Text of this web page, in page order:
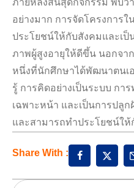
อย่างมาก การจัดโครงการ
ประโยชน์ให้กับสังคมและเ
ภาพผู้สูงอายุให้ดีขึ้น นอกจา
หนึ่งที่นักศึกษาได้พัฒนาตนเ
รู้ การคิดอย่างเป็นระบบ กา
เฉพาะหน้า และเป็นการปลู
และสามารถทำประโยชน์ใ
Share With :